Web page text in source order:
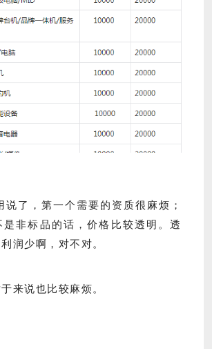
说了，第一个需要的资质很麻烦；
非标品的话，价格比较透明。透
润少啊，对不对。
来说也比较麻烦。